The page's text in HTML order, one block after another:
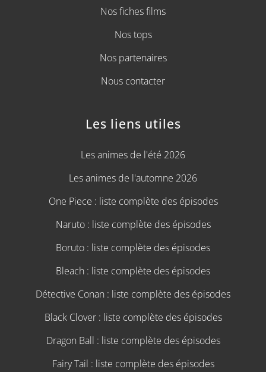
Nos fiches films
Nos tops
Nos partenaires
Nous contacter
Les liens utiles
Les animes de l'été 2026
Les animes de l'automne 2026
One Piece : liste complète des épisodes
Naruto : liste complète des épisodes
Boruto : liste complète des épisodes
Bleach : liste complète des épisodes
Détective Conan : liste complète des épisodes
Black Clover : liste complète des épisodes
Dragon Ball : liste complète des épisodes
Fairy Tail : liste complète des épisodes